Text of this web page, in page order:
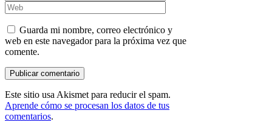
Guarda mi nombre, correo electrónico y
web en este navegador para la próxima vez que
comente.
Este sitio usa Akismet para reducir el spam.
Aprende cómo se procesan los datos de tus
comentarios.